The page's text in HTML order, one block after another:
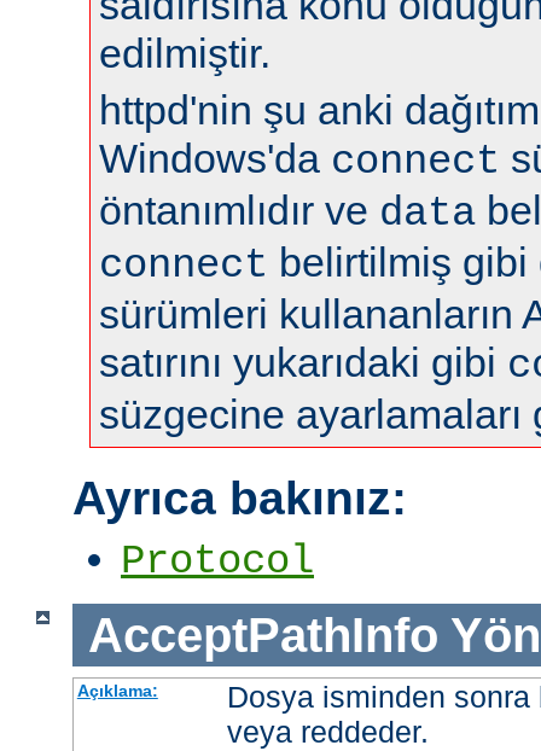
edilmiştir.
httpd'nin şu anki
Windows'da connect
öntanımlıdır ve data
connect belirtilmiş gibi
sürümleri kullananların
satırını yukarıdaki gibi
süzgecine ayarlamaları
Ayrıca bakınız:
Protocol
AcceptPathInfo
Açıklama:
Dosya isminden
veya reddeder.